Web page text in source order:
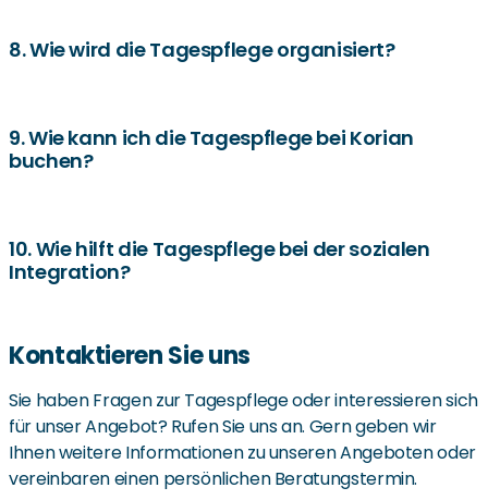
gemeinsames Kochen, Gedächtnistraining, Gymnastik
8. Wie wird die Tagespflege organisiert?
Senioren abgestimmt, mit flexiblen Besuchszeiten und
einer persönlichen Betreuung.
9. Wie kann ich die Tagespflege bei Korian
buchen?
Korian oder telefonisch anmelden und sich über die
Angebote und Kosten informieren.
10. Wie hilft die Tagespflege bei der sozialen
Integration?
gemeinschaftliche Aktivitäten fördert die Tagespflege
Kontaktieren Sie uns
Sie haben Fragen zur Tagespflege oder interessieren sich
für unser Angebot? Rufen Sie uns an. Gern geben wir
Ihnen weitere Informationen zu unseren Angeboten oder
vereinbaren einen persönlichen Beratungstermin.